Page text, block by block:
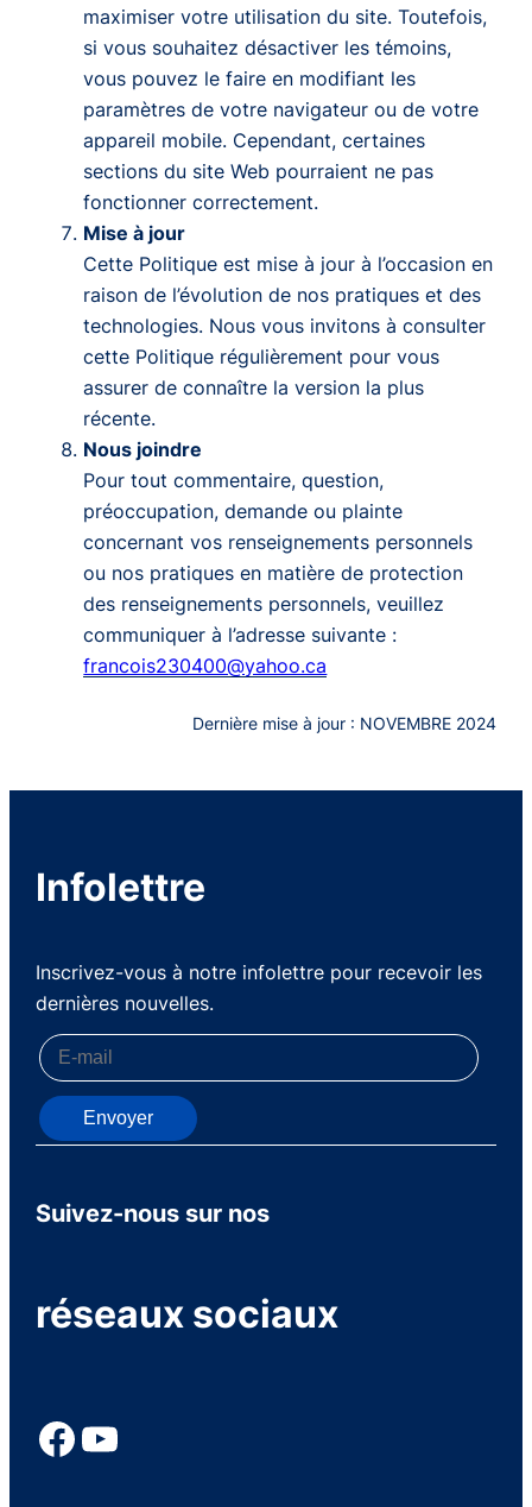
maximiser votre utilisation du site. Toutefois,
si vous souhaitez désactiver les témoins,
vous pouvez le faire en modifiant les
paramètres de votre navigateur ou de votre
appareil mobile. Cependant, certaines
sections du site Web pourraient ne pas
fonctionner correctement.
Mise à jour
Cette Politique est mise à jour à l’occasion en
raison de l’évolution de nos pratiques et des
technologies. Nous vous invitons à consulter
cette Politique régulièrement pour vous
assurer de connaître la version la plus
récente.
Nous joindre
Pour tout commentaire, question,
préoccupation, demande ou plainte
concernant vos renseignements personnels
ou nos pratiques en matière de protection
des renseignements personnels, veuillez
communiquer à l’adresse suivante :
francois230400@yahoo.ca
Dernière mise à jour : NOVEMBRE 2024
Infolettre
Inscrivez-vous à notre infolettre pour recevoir les
dernières nouvelles.
Envoyer
Suivez-nous sur nos
réseaux sociaux